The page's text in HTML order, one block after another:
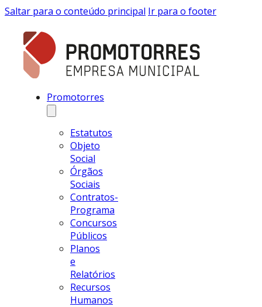
Saltar para o conteúdo principal Ir para o footer
Promotorres
Estatutos
Objeto
Social
Órgãos
Sociais
Contratos-
Programa
Concursos
Públicos
Planos
e
Relatórios
Recursos
Humanos